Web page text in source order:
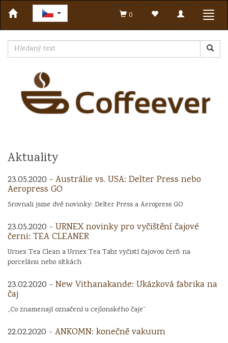
Toggle
navigation
0
Aktuality
23.05.2020 - Austrálie vs. USA: Delter Press nebo
Aeropress GO
Srovnali jsme dvě novinky: Delter Press a Aeropress GO
23.05.2020 - URNEX novinky pro vyčištění čajové
černi: TEA CLEANER
Urnex Tea Clean a Urnex Tea Tabz vyčistí čajovou čerň na
porcelánu nebo sítkách
23.02.2020 - New Vithanakande: Ukázková fabrika na
čaj
„Co znamenají označení u cejlonského čaje“
22.02.2020 - ANKOMN: konečně vakuum